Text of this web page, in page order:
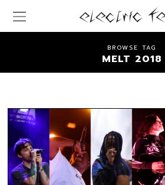
BROWSE TAG
MELT 2018